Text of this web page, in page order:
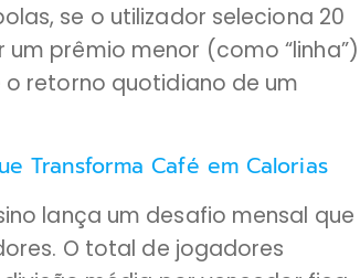
se o utilizador seleciona 20
prêmio menor (como “linha”)
o retorno quotidiano de um
Transforma Café em Calorias
lança um desafio mensal que
O total de jogadores